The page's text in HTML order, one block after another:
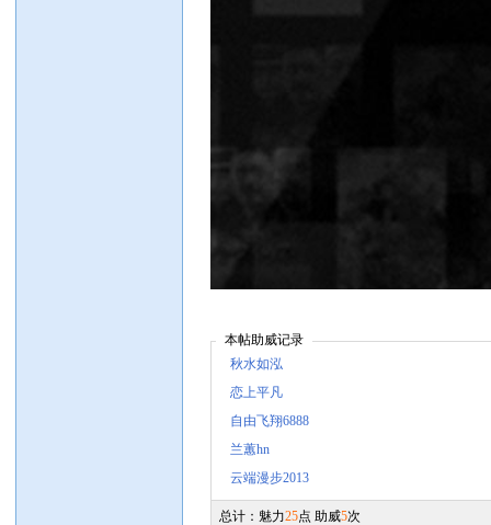
本帖助威记录
秋水如泓
恋上平凡
自由飞翔6888
兰蕙hn
云端漫步2013
总计：魅力25点 助威5次